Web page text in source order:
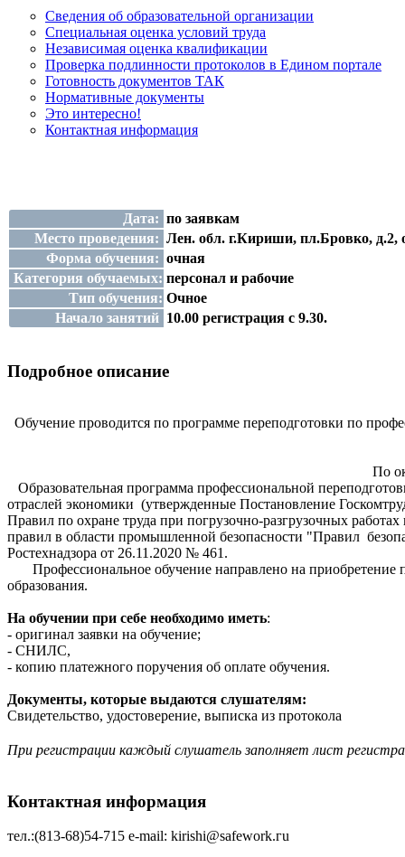
Сведения об образовательной организации
Cпециальная оценка условий труда
Независимая оценка квалификации
Проверка подлинности протоколов в Едином портале
Готовность документов ТАК
Нормативные документы
Это интересно!
Контактная информация
Дата: по заявкам
Место проведения: Лен. обл. г.Кириши, пл.Бровко, д.2,
Форма обучения: очная
Категория обучаемых: персонал и рабочие
Тип обучения: Очное
Начало занятий 10.00 регистрация с 9.30.
Подробное описание
Обучение проводится по программе переподготовки по
По
Образовательная программа профессиональной
отраслей экономики (утвержденные Постановление
Правил по охране труда при погрузочно-разгрузочных
правил в области промышленной безопасности "Правил
Ростехнадзора от 26.11.2020 № 461.
Профессиональное обучение направлено на приобретение
образования.
На обучении при себе необходимо иметь:
- оригинал заявки на обучение;
- СНИЛС,
- копию платежного поручения об оплате обучения.
Документы, которые выдаются слушателям:
Свидетельство, удостоверение, выписка из протокола
При регистрации каждый слушатель заполняет лист
Контактная информация
тел.:(813-68)54-715 е-mаil: kirishi@safework.гu